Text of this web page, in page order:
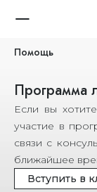
Помощь
Доставка
Возврат
Отмена
Способы
Гид по
Программа
Если вы
участие в
связи с
ближайшее
Вступить в